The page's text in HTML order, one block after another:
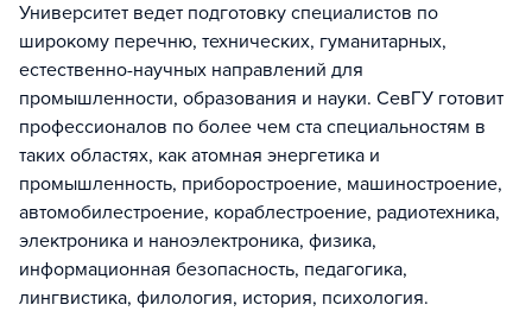
Университет ведет подготовку специалистов по
широкому перечню, технических, гуманитарных,
естественно-научных направлений для
промышленности, образования и науки. СевГУ готовит
профессионалов по более чем ста специальностям в
таких областях, как атомная энергетика и
промышленность, приборостроение, машиностроение,
автомобилестроение, кораблестроение, радиотехника,
электроника и наноэлектроника, физика,
информационная безопасность, педагогика,
лингвистика, филология, история, психология.